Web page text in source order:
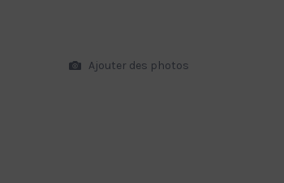
Ajouter des photos